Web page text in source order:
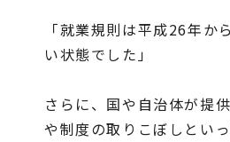
「就業規則は平成26年
い状態でした」
さらに、国や自治体が提
や制度の取りこぼしとい